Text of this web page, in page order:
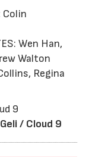
Colin
Wen Han,
Walton
Regina
9
/ Cloud 9